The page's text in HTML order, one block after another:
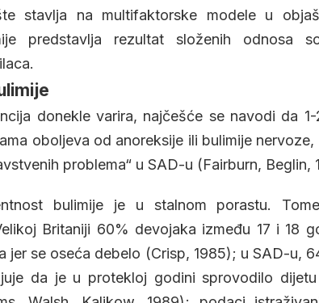
stavlja na multifaktorske modele u
predstavlja rezultat složenih odnosa
donekle varira, najčešće se navodi da
oboljeva od anoreksije ili bulimije
problema“ u SAD-u (Fairburn, Beglin,
bulimije je u stalnom porastu.
Britaniji 60% devojaka između 17 i 18
jer se oseća debelo (Crisp, 1985); u SAD-u,
da je u protekloj godini sprovodilo